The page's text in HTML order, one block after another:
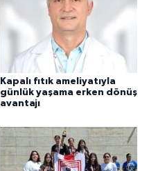
Kapalı fıtık ameliyatıyla
günlük yaşama erken dönüş
avantajı